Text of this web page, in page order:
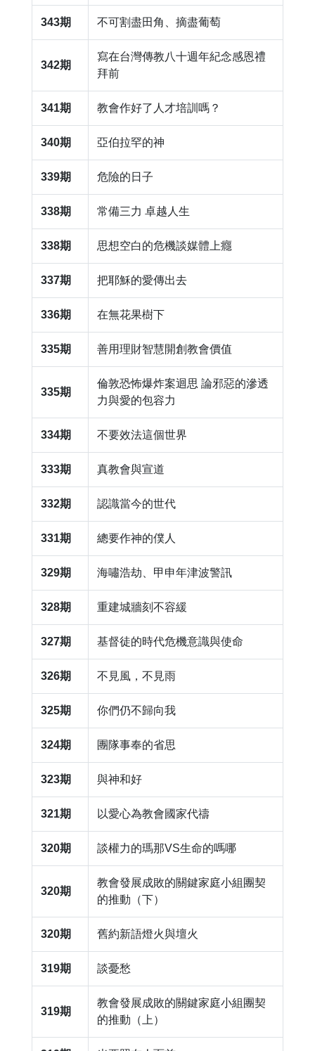
343期 ​不可割盡田角、摘盡葡萄
342期
​寫在台灣傳教八十週年紀念感恩禮
拜前
341期 ​教會作好了人才培訓嗎？
340期 ​亞伯拉罕的神
339期 ​危險的日子
338期 ​常備三力 卓越人生
338期 思想空白的危機談媒體上癮
337期 把耶穌的愛傳出去
336期 ​在無花果樹下
335期 ​善用理財智慧開創教會價值
335期
倫敦恐怖爆炸案迴思 論邪惡的滲透
力與愛的包容力
334期 ​不要效法這個世界
333期 ​真教會與宣道
332期 ​認識當今的世代
331期 ​總要作神的僕人
329期 ​海嘯浩劫、甲申年津波警訊
328期 重建城牆刻不容緩
327期 ​基督徒的時代危機意識與使命
326期 ​不見風，不見雨
325期 ​你們仍不歸向我
324期 ​團隊事奉的省思
323期 ​與神和好
321期 ​以愛心為教會國家代禱
320期 ​談權力的瑪那VS生命的嗎哪
320期
教會發展成敗的關鍵家庭小組團契
的推動（下）
320期 ​舊約新語燈火與壇火
319期 ​談憂愁
319期
​教會發展成敗的關鍵家庭小組團契
的推動（上）